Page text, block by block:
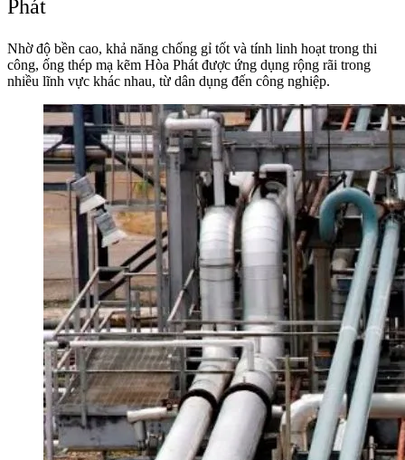
Phát
Nhờ độ bền cao, khả năng chống gỉ tốt và tính linh hoạt trong thi
công, ống thép mạ kẽm Hòa Phát được ứng dụng rộng rãi trong
nhiều lĩnh vực khác nhau, từ dân dụng đến công nghiệp.